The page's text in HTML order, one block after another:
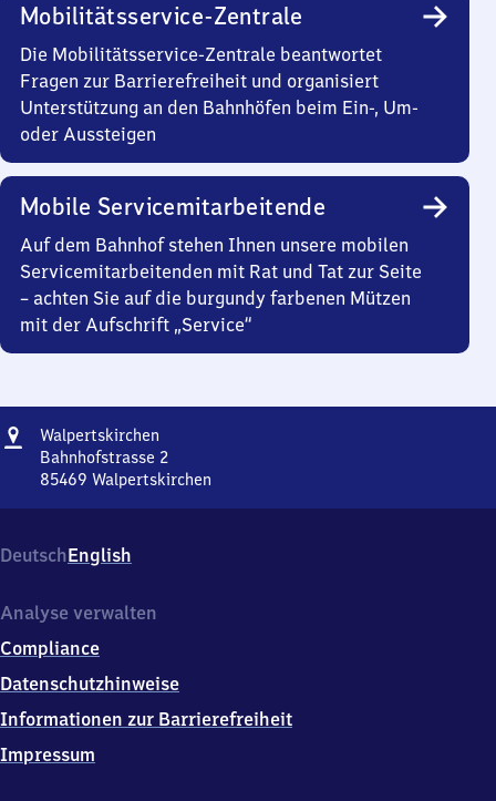
Mobilitätsservice-Zentrale
Die Mobilitätsservice-Zentrale beantwortet
Fragen zur Barrierefreiheit und organisiert
Unterstützung an den Bahnhöfen beim Ein-, Um-
oder Aussteigen
Mobile Servicemitarbeitende
Auf dem Bahnhof stehen Ihnen unsere mobilen
Servicemitarbeitenden mit Rat und Tat zur Seite
– achten Sie auf die burgundy farbenen Mützen
mit der Aufschrift „Service“
Adresse
Walpertskirchen
Bahnhofstrasse 2
85469 Walpertskirchen
2,
8
4
9
Walpertskirchen
DeutschEnglish
Analyse verwalten
Compliance
Datenschutzhinweise
Informationen zur Barrierefreiheit
Impressum